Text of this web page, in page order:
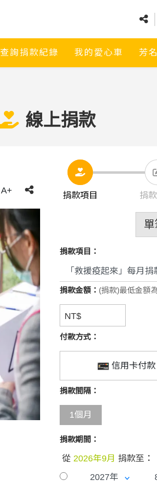
查詢捐款紀錄 我的愛心車 芳
線上捐款
A+ 捐款項目 捐
捐款項目：
捐款金額： (捐款)最低金額
NT$
付款方式：
信用卡付款
捐款間隔：
1個月
捐款期間：
從 2026年9月 捐款至：